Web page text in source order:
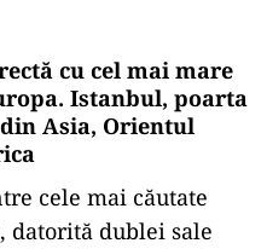
cu cel mai mare
Istanbul, poarta
Asia, Orientul
cele mai căutate
dublei sale